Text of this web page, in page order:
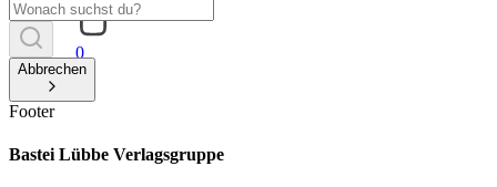
0
Abbrechen
Footer
Bastei Lübbe Verlagsgruppe